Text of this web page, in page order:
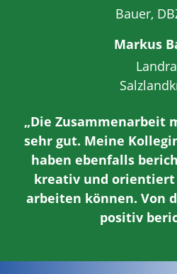
Markus
„Die Zusammenarbeit
sehr gut. Meine
haben ebenfalls
kreativ und
arbeiten können. Von
positiv